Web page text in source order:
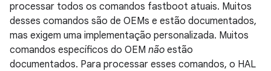
processar todos os comandos fastboot atuais. Muitos
desses comandos são de OEMs e estão documentados,
mas exigem uma implementação personalizada. Muitos
comandos específicos do OEM não estão
documentados. Para processar esses comandos, o HAL